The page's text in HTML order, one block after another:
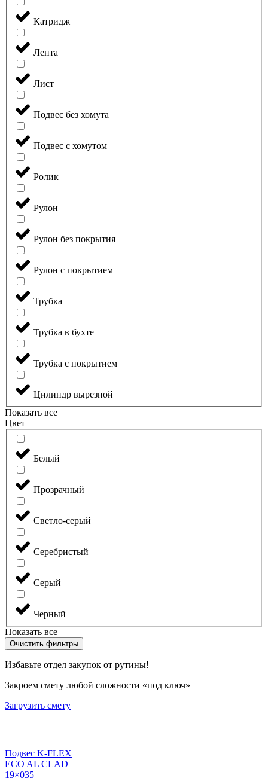
Катридж
Лента
Лист
Подвес без хомута
Подвес с хомутом
Ролик
Рулон
Рулон без покрытия
Рулон с покрытием
Трубка
Трубка в бухте
Трубка с покрытием
Цилиндр вырезной
Показать все
Цвет
Белый
Прозрачный
Светло-серый
Серебристый
Серый
Черный
Показать все
Очистить фильтры
Избавьте отдел закупок от рутины!
Закроем смету любой сложности «под ключ»
Загрузить смету
Подвес K-FLEX
ECO AL CLAD
19×035